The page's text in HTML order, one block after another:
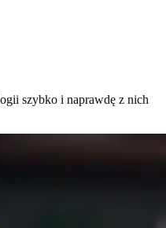
szybko i naprawdę z nich